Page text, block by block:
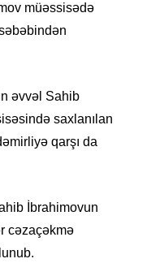
müəssisədə
əvvəl Sahib
saxlanılan
qarşı da
İbrahimovun
cəzaçəkmə